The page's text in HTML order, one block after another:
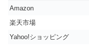
Amazon
楽天市場
Yahoo!ショッピング